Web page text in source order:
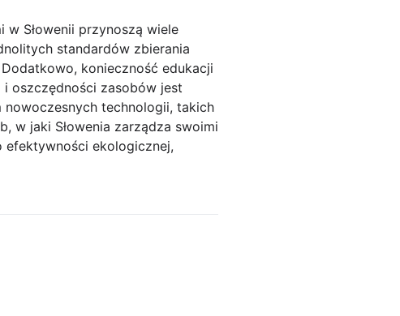
Słowenii przynoszą wiele
standardów zbierania
konieczność edukacji
oszczędności zasobów jest
technologii, takich
w jaki Słowenia zarządza swoimi
efektywności ekologicznej,